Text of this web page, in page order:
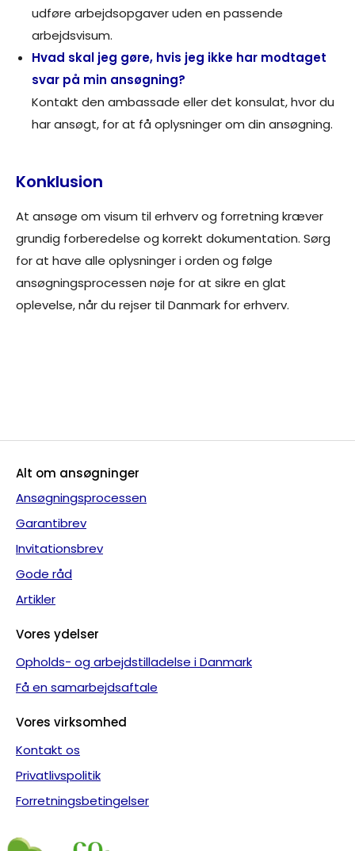
udføre arbejdsopgaver uden en passende
arbejdsvisum.
Hvad skal jeg gøre, hvis jeg ikke har modtaget
svar på min ansøgning?
Kontakt den ambassade eller det konsulat, hvor du
har ansøgt, for at få oplysninger om din ansøgning.
Konklusion
At ansøge om visum til erhverv og forretning kræver
grundig forberedelse og korrekt dokumentation. Sørg
for at have alle oplysninger i orden og følge
ansøgningsprocessen nøje for at sikre en glat
oplevelse, når du rejser til Danmark for erhverv.
Alt om ansøgninger
Ansøgningsprocessen
Garantibrev
Invitationsbrev
Gode råd
Artikler
Vores ydelser
Opholds- og arbejdstilladelse i Danmark
Få en samarbejdsaftale
Vores virksomhed
Kontakt os
Privatlivspolitik
Forretningsbetingelser